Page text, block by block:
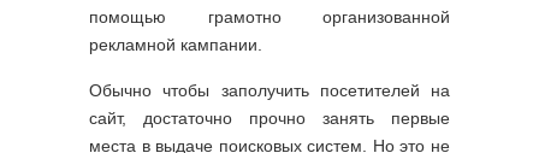
помощью грамотно организованной
рекламной кампании.
Обычно чтобы заполучить посетителей на
сайт, достаточно прочно занять первые
места в выдаче поисковых систем. Но это не